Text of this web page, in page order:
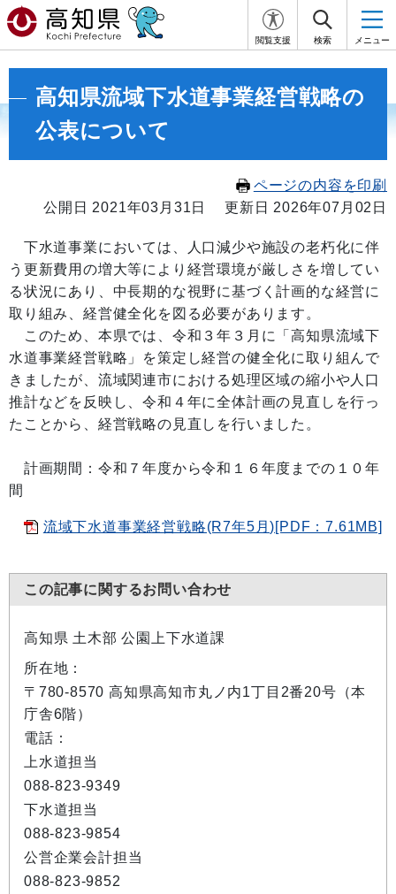
閲覧支援 検索 メニュー
高知県流域下水道事業経営戦略の
公表について
ページの内容を印刷
公開日 2021年03月31日
更新日 2026年07月02日
下水道事業においては、人口減少や施設の老朽化に伴
う更新費用の増大等により経営環境が厳しさを増してい
る状況にあり、中長期的な視野に基づく計画的な経営に
取り組み、経営健全化を図る必要があります。
このため、本県では、令和３年３月に「高知県流域下
水道事業経営戦略」を策定し経営の健全化に取り組んで
きましたが、流域関連市における処理区域の縮小や人口
推計などを反映し、令和４年に全体計画の見直しを行っ
たことから、経営戦略の見直しを行いました。
計画期間：令和７年度から令和１６年度までの１０年
間
流域下水道事業経営戦略(R7年5月)[PDF：7.61MB]
この記事に関するお問い合わせ
高知県 土木部 公園上下水道課
所在地：
〒780-8570 高知県高知市丸ノ内1丁目2番20号（本
庁舎6階）
電話：
上水道担当
088-823-9349
下水道担当
088-823-9854
公営企業会計担当
088-823-9852